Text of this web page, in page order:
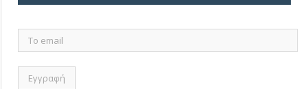
email